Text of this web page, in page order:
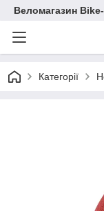
Веломагазин
Категорії